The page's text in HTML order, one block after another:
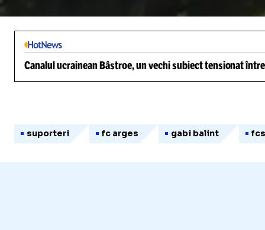
Canalul ucrainean Bâstroe, un vechi subiect tensionat
suporteri fc arges gabi balint